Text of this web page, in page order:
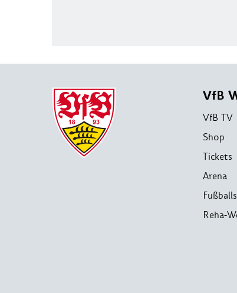
VfB
VfB TV
Shop
Tickets
Arena
Reha-